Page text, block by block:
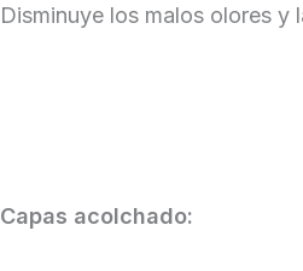
Disminuye los malos olores y
Capas acolchado: